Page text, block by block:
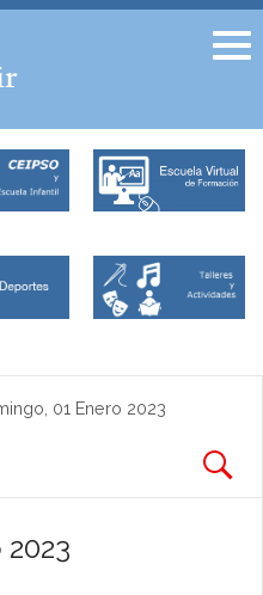
Facebook
01 Enero 2023